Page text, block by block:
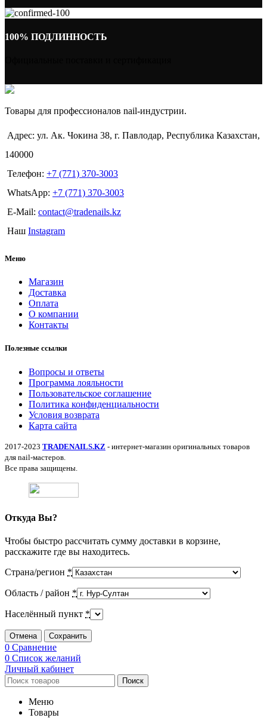
100% ПОДЛИННОСТЬ
Товары для профессионалов nail-индустрии.
Адрес: ул. Ак. Чокина 38, г. Павлодар, Республика Казахстан,
140000
Телефон: +7 (771) 370-3003
WhatsApp: +7 (771) 370-3003
E-Mail: contact@tradenails.kz
Наш Instagram
Меню
Магазин
Доставка
Оплата
О компании
Контакты
Полезные ссылки
Вопросы и ответы
Программа лояльности
Пользовательское соглашение
Политика конфиденциальности
Условия возврата
Карта сайта
2017-2023 TRADENAILS.KZ - интернет-магазин оригинальных товаров
для nail-мастеров.
Все права защищены.
Откуда Вы?
Чтобы быстро рассчитать сумму доставки в корзине,
расскажите где вы находитесь.
Страна/регион *
Область / район *
Населённый пункт *
Отмена Сохранить
0 Сравнение
0 Список желаний
Личный кабинет
Поиск
Меню
Товары